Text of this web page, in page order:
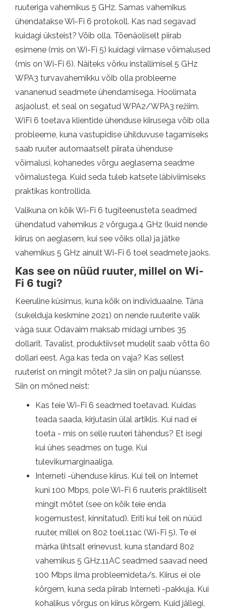
ruuteriga vahemikus 5 GHz. Samas vahemikus
ühendatakse Wi-Fi 6 protokoll. Kas nad segavad
kuidagi üksteist? Võib olla. Tõenäoliselt piirab
esimene (mis on Wi-Fi 5) kuidagi viimase võimalused
(mis on Wi-Fi 6). Näiteks võrku installimisel 5 GHz
WPA3 turvavahemikku võib olla probleeme
vananenud seadmete ühendamisega. Hoolimata
asjaolust, et seal on segatud WPA2/WPA3 režiim.
WiFi 6 toetava klientide ühenduse kiirusega võib olla
probleeme, kuna vastupidise ühilduvuse tagamiseks
saab ruuter automaatselt piirata ühenduse
võimalusi, kohanedes võrgu aeglasema seadme
võimalustega. Kuid seda tuleb katsete läbiviimiseks
praktikas kontrollida.
Valikuna on kõik Wi-Fi 6 tugiteenusteta seadmed
ühendatud vahemikus 2 võrguga.4 GHz (kuid nende
kiirus on aeglasem, kui see võiks olla) ja jätke
vahemikus 5 GHz ainult Wi-Fi 6 toel seadmete jaoks.
Kas see on nüüd ruuter, millel on Wi-
Fi 6 tugi?
Keeruline küsimus, kuna kõik on individuaalne. Täna
(sukelduja keskmine 2021) on nende ruuterite valik
väga suur. Odavaim maksab midagi umbes 35
dollarit. Tavalist, produktiivset mudelit saab võtta 60
dollari eest. Aga kas teda on vaja? Kas sellest
ruuterist on mingit mõtet? Ja siin on palju nüansse.
Siin on mõned neist:
Kas teie Wi-Fi 6 seadmed toetavad. Kuidas
teada saada, kirjutasin ülal artiklis. Kui nad ei
toeta - mis on selle ruuteri tähendus? Et isegi
kui ühes seadmes on tuge. Kui
tulevikumarginaaliga.
Interneti -ühenduse kiirus. Kui teil on Internet
kuni 100 Mbps, pole Wi-Fi 6 ruuteris praktiliselt
mingit mõtet (see on kõik teie enda
kogemustest, kinnitatud). Eriti kui teil on nüüd
ruuter, millel on 802 toel.11ac (Wi-Fi 5). Te ei
märka lihtsalt erinevust, kuna standard 802
vahemikus 5 GHz.11AC seadmed saavad need
100 Mbps ilma probleemideta/s. Kiirus ei ole
kõrgem, kuna seda piirab Interneti -pakkuja. Kui
kohalikus võrgus on kiirus kõrgem. Kuid jällegi,